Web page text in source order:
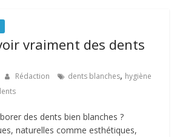
vraiment des dents
Rédaction dents blanches, hygiène
des dents bien blanches ?
naturelles comme esthétiques,